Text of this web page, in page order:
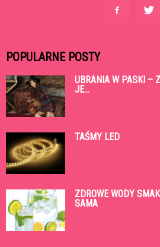
POPULARNE POSTY
UBRANIA W PASKI –
JE...
TAŚMY LED
ZDROWE WODY
SAMA